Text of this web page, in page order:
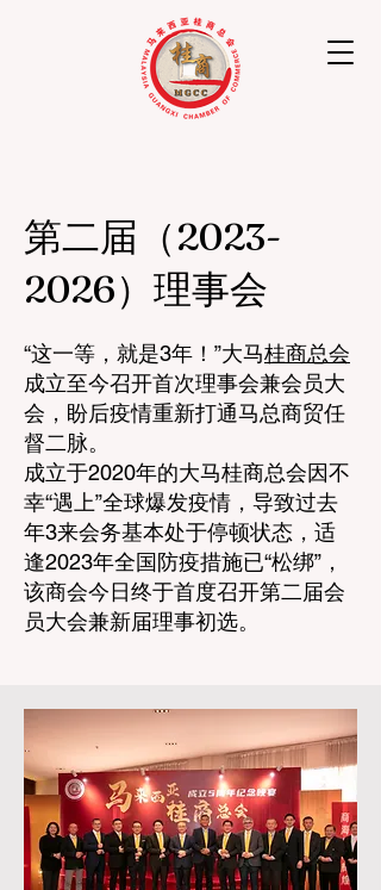
​第二届（2023-
2026）理事会
“这一等，就是3年！”大马桂商总会
成立至今召开首次理事会兼会员大
会，盼后疫情重新打通马总商贸任
督二脉。
成立于2020年的大马桂商总会因不
幸“遇上”全球爆发疫情，导致过去
年3来会务基本处于停顿状态，适
逢2023年全国防疫措施已“松绑”，
该商会今日终于首度召开第二届会
员大会兼新届理事初选。